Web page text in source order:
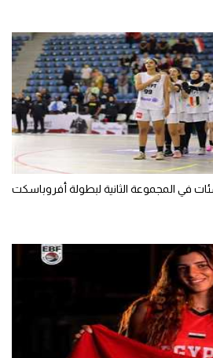
في المجموعة الثانية لبطولة أفروباسكت